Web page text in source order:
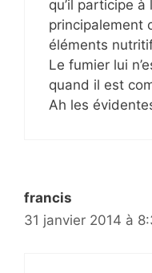
qu’il participe à
principalement
éléments
Le fumier lui
quand il est
Ah les
francis
31 janvier 2014 à